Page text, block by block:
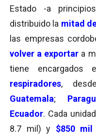
Estado -a
distribuido la mitad
las empresas
volver a exportar a
tiene
respiradores,
Guatemala;
Ecuador. Cada
8.7 mil) y $850 mil